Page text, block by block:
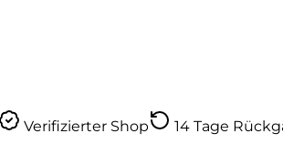
Verifizierter Shop 14 Tage